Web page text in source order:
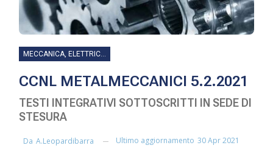
MECCANICA, ELETTRICA ED ELETTRONICA
CCNL METALMECCANICI 5.2.2021
TESTI INTEGRATIVI SOTTOSCRITTI IN SEDE DI
STESURA
Da A.leopardibarra Ultimo aggiornamento 30 Apr 2021